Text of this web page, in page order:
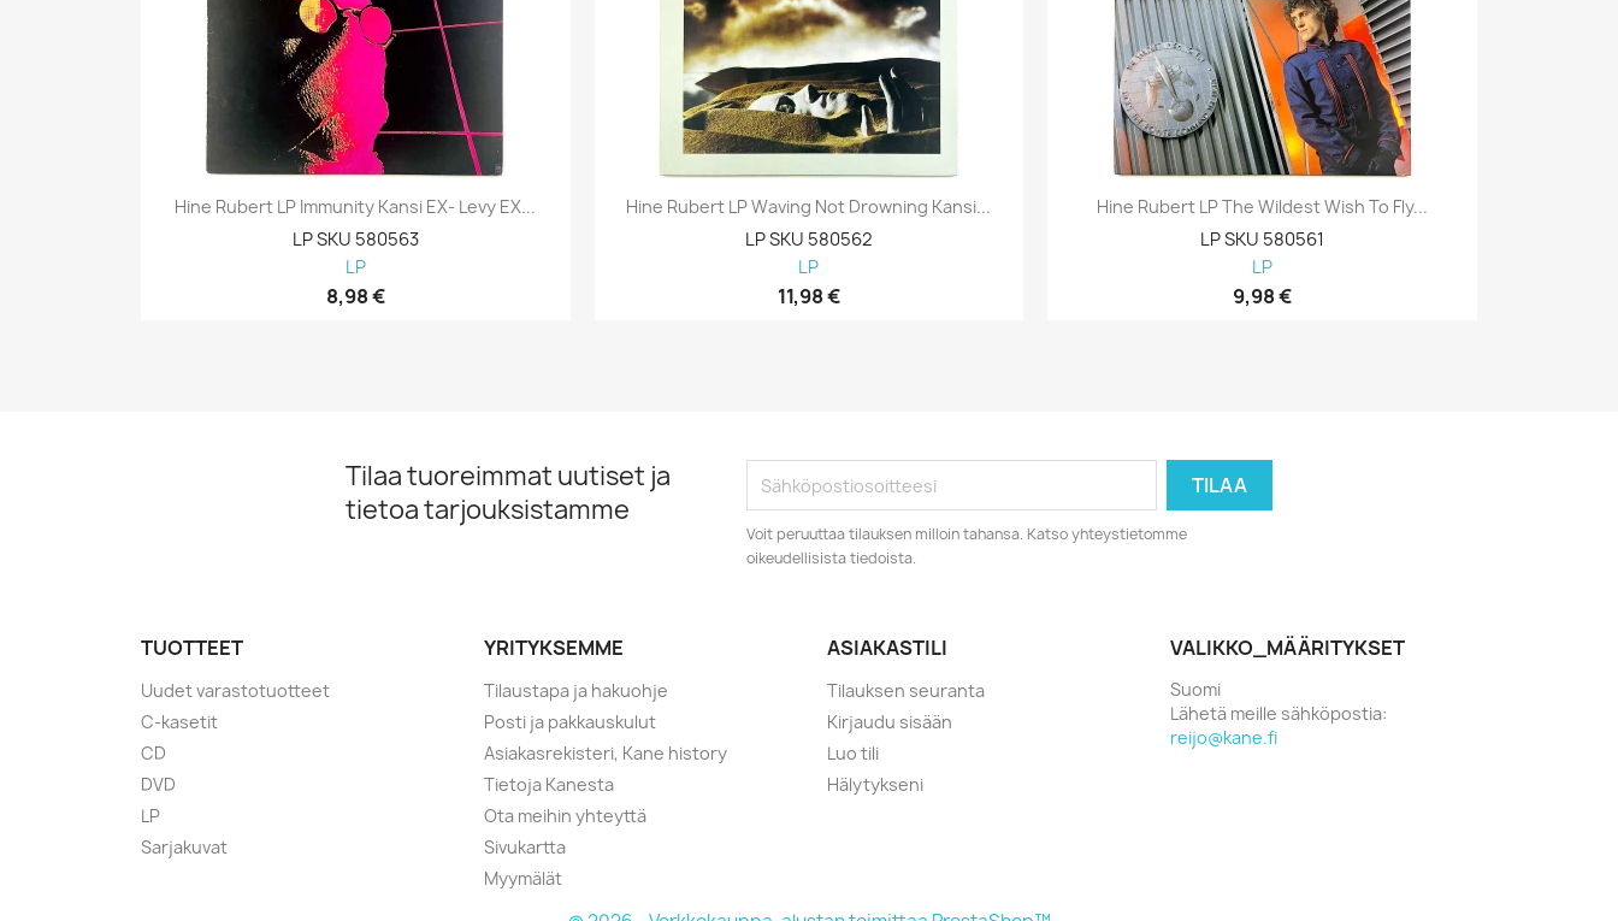
Hine Rubert LP Immunity Kansi EX- Levy EX...
LP SKU 580563
LP
8,98 €
Hine Rubert LP Waving Not Drowning Kansi...
LP SKU 580562
LP
11,98 €
Hine Rubert LP The Wildest Wish To Fly...
LP SKU 580561
LP
9,98 €
Tilaa tuoreimmat uutiset ja
tietoa tarjouksistamme
Voit peruuttaa tilauksen milloin tahansa. Katso yhteystietomme
oikeudellisista tiedoista.
TUOTTEET
Uudet varastotuotteet
C-kasetit
CD
DVD
LP
Sarjakuvat
YRITYKSEMME
Tilaustapa ja hakuohje
Posti ja pakkauskulut
Asiakasrekisteri, Kane history
Tietoja Kanesta
Ota meihin yhteyttä
Sivukartta
Myymälät
ASIAKASTILI
Tilauksen seuranta
Kirjaudu sisään
Luo tili
Hälytykseni
VALIKKO_MÄÄRITYKSET
Suomi
Lähetä meille sähköpostia:
reijo@kane.fi